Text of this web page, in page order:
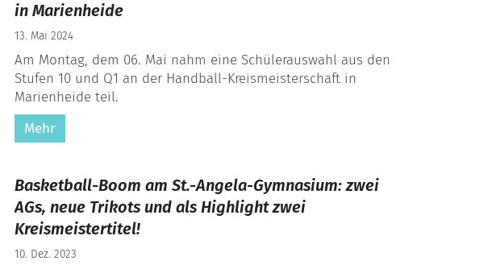
in Marienheide
13. Mai 2024
Am Montag, dem 06. Mai nahm eine Schülerauswahl aus den
Stufen 10 und Q1 an der Handball-Kreismeisterschaft in
Marienheide teil.
Mehr
Basketball-Boom am St.-Angela-Gymnasium: zwei
AGs, neue Trikots und als Highlight zwei
Kreismeistertitel!
10. Dez. 2023